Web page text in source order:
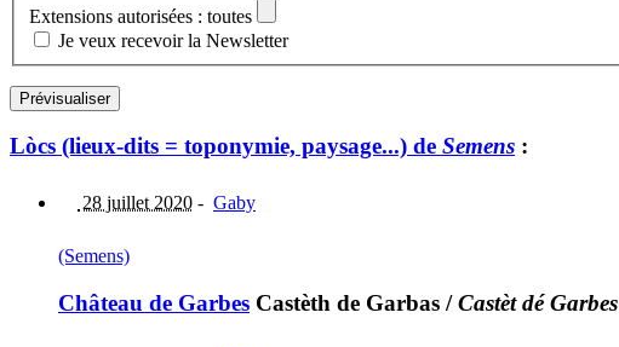
Extensions autorisées : toutes
Je veux recevoir la Newsletter
Lòcs (lieux-dits = toponymie, paysage...) de Semens :
28 juillet 2020 - Gaby
(Semens)
Château de Garbes Castèth de Garbas /Castèt dé Garbes